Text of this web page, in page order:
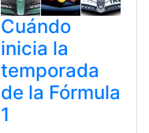
Cuándo
inicia la
temporada
de la Fórmula
1